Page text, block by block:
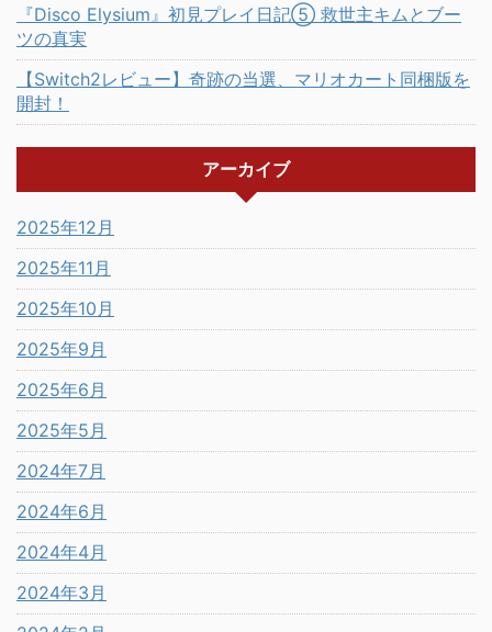
『Disco Elysium』初見プレイ日記⑤ 救世主キムとブー
ツの真実
【Switch2レビュー】奇跡の当選、マリオカート同梱版を
開封！
アーカイブ
2025年12月
2025年11月
2025年10月
2025年9月
2025年6月
2025年5月
2024年7月
2024年6月
2024年4月
2024年3月